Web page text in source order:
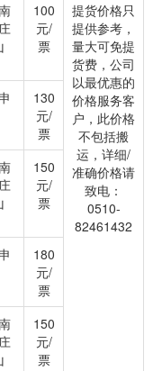
100
元/
票
提货价格只
提供参考，
量大可免提
货费，公司
以最优惠的
价格服务客
户，此价格
不包括搬
运，详细/
准确价格请
致电：
0510-
82461432
130
元/
票
150
元/
票
180
元/
票
150
元/
票